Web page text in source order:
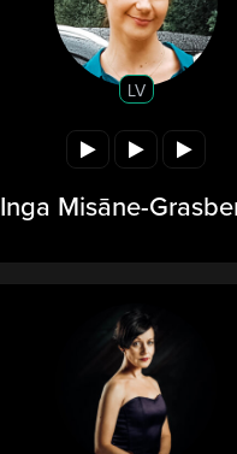
LV
Inga Misāne-